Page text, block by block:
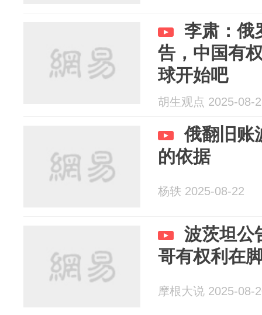
李肃：俄
告，中国有
球开始吧
胡生观点 2025-08-
俄翻旧账
的依据
杨轶 2025-08-22
波茨坦公
哥有权利在
摩根大说 2025-08-